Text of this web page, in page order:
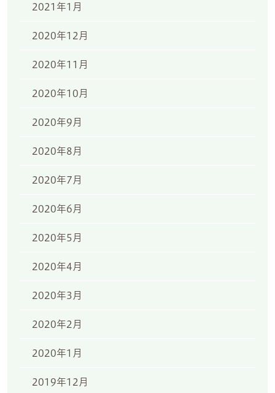
2021年1月
2020年12月
2020年11月
2020年10月
2020年9月
2020年8月
2020年7月
2020年6月
2020年5月
2020年4月
2020年3月
2020年2月
2020年1月
2019年12月